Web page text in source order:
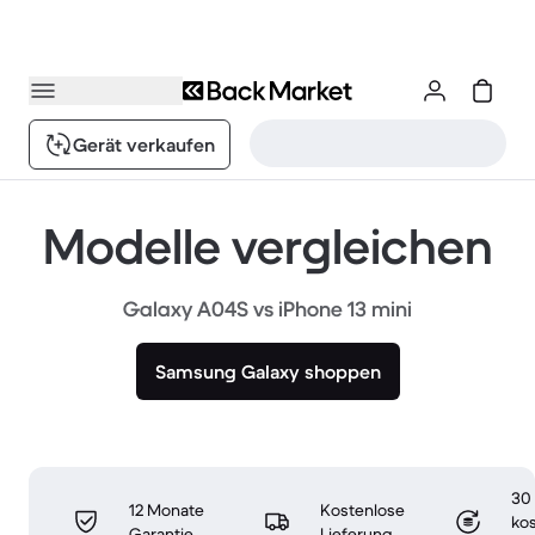
Gerät verkaufen
Modelle vergleichen
Galaxy A04S vs iPhone 13 mini
Samsung Galaxy shoppen
12 Monate
Kostenlose
30